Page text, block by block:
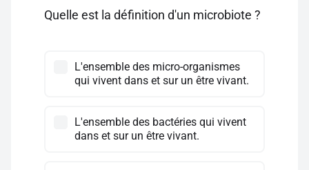
Quelle est la définition d'un microbiote ?
L'ensemble des micro-organismes
qui vivent dans et sur un être vivant.
L'ensemble des bactéries qui vivent
dans et sur un être vivant.